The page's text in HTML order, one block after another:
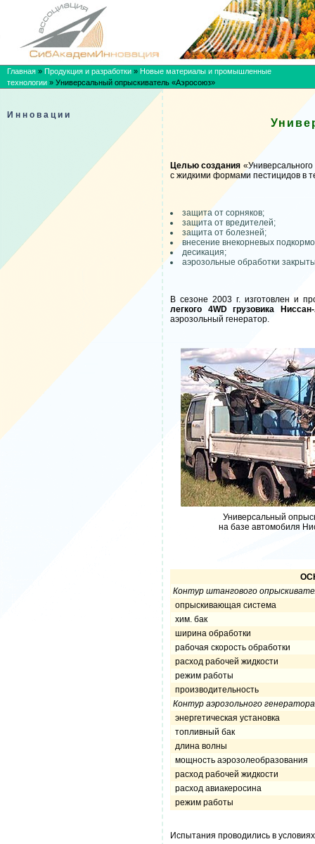
Главная » Продукция и разработки » Новые материалы и промышленные
технологии » Универсальный опрыскиватель «Аэросоюз»
Инновации
Целью создания
с жидкими формами пестицидов в
защита от сорняков;
защита от вредителей;
защита от болезней;
внесение внекорневых
десикация;
аэрозольные обработки
В сезоне 2003 г. изготовлен и
легкого 4WD грузовика
аэрозольный генератор.
Универсальный
на базе автомобиля
Контур штангового
опрыскивающая система
хим. бак
ширина обработки
рабочая скорость обработки
расход рабочей жидкости
режим работы
производительность
Контур аэрозольного
энергетическая установка
топливный бак
длина волны
мощность
расход рабочей жидкости
расход авиакеросина
режим работы
Испытания проводились в